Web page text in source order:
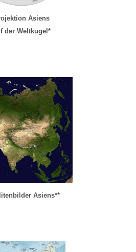
Asiens
der Weltkugel*
Asiens**